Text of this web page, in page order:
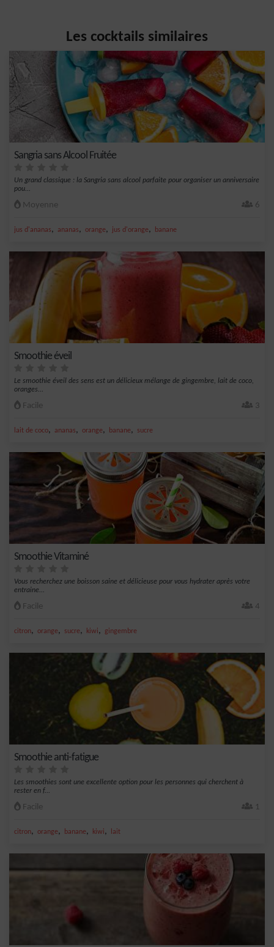
Les cocktails similaires
Sangria sans Alcool Fruitée
Un grand classique : la Sangria sans alcool parfaite pour organiser un anniversaire
pou...
Moyenne 6
jus d'ananas, ananas, orange, jus d'orange, banane
Smoothie éveil
Le smoothie éveil des sens est un délicieux mélange de gingembre, lait de coco,
oranges...
Facile 3
lait de coco, ananas, orange, banane, sucre
Smoothie Vitaminé
Vous recherchez une boisson saine et délicieuse pour vous hydrater après votre
entraine...
Facile 4
citron, orange, sucre, kiwi, gingembre
Smoothie anti-fatigue
Les smoothies sont une excellente option pour les personnes qui cherchent à
rester en f...
Facile 1
citron, orange, banane, kiwi, lait